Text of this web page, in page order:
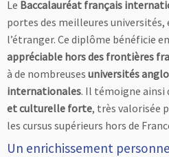
Le Baccalauréat français
portes des meilleures universités,
l’étranger. Ce diplôme bénéficie
appréciable hors des frontières
à de nombreuses universités
internationales. Il témoigne ainsi
et culturelle forte, très valorisée
les cursus supérieurs hors de
Un enrichissement